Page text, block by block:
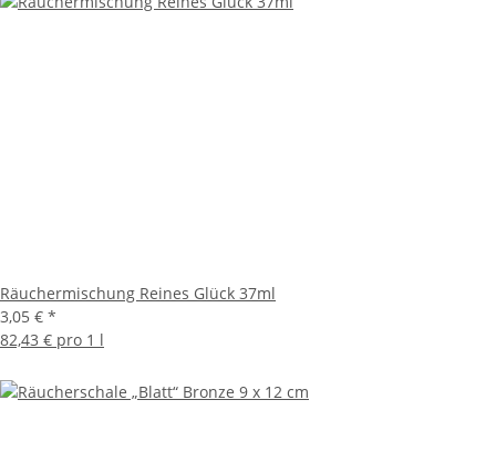
Räuchermischung Reines Glück 37ml
3,05 € *
82,43 € pro 1 l